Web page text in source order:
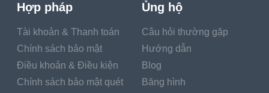
Hợp pháp
Tài khoản & Thanh toán
Chính sách bảo mật
Điều khoản & Điều kiện
Chính sách bảo mật quét
Ủng hộ
Câu hỏi thường gặp
Hướng dẫn
Blog
Băng hình